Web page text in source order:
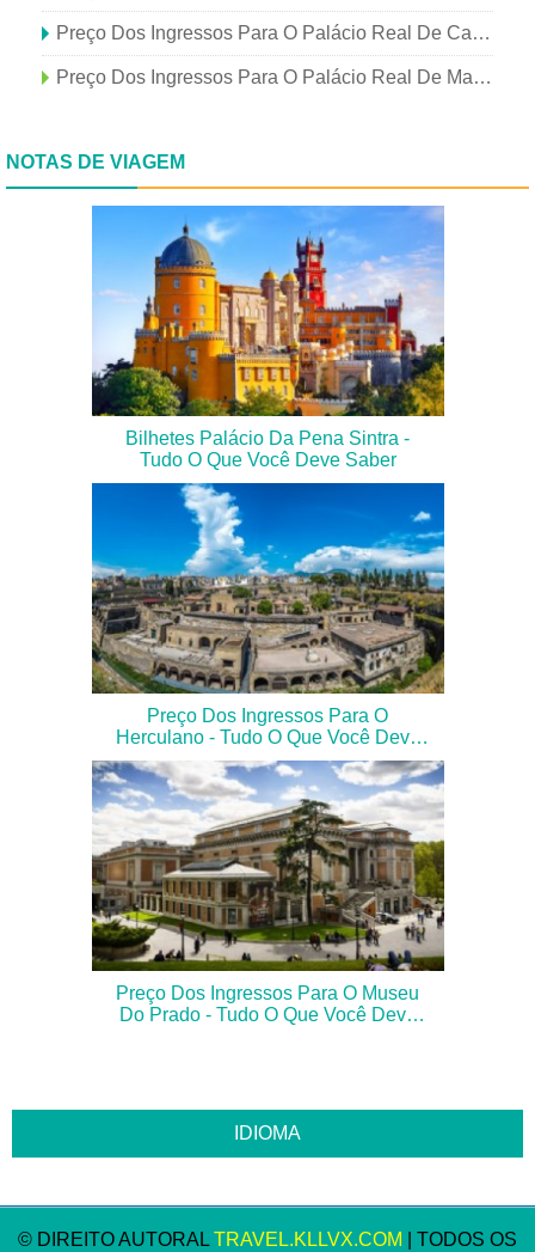
Preço Dos Ingressos Para O Palácio Real De Caserta - Tudo O Que Você Deve Saber
Preço Dos Ingressos Para O Palácio Real De Madrid - Tudo O Que Você Deve Saber
NOTAS DE VIAGEM
Bilhetes Palácio Da Pena Sintra -
Tudo O Que Você Deve Saber
Preço Dos Ingressos Para O
Herculano - Tudo O Que Você Deve
Saber
Preço Dos Ingressos Para O Museu
Do Prado - Tudo O Que Você Deve
© DIREITO AUTORAL TRAVEL.KLLVX.COM | TODOS OS